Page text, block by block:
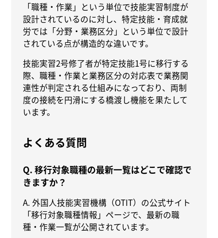
「職種・作業」という単位で技能実習制度が
設計されているのに対し、特定技能・育成就
労では「分野・業務区分」という単位で設計
されている点が構造的な違いです。
技能実習2号修了者が特定技能1号に移行する
際、職種・作業と業務区分の対応表で業務関
連性が判定される仕組みになっており、両制
度の接続を円滑にする橋渡し機能を果たして
います。
よくある質問
Q. 移行対象職種の最新一覧はどこで確認で
きますか？
A. 外国人技能実習機構（OTIT）の公式サイト
「移行対象職種情報」ページで、最新の職
種・作業一覧が公開されています。